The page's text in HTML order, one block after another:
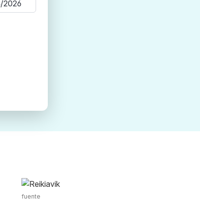
fuente